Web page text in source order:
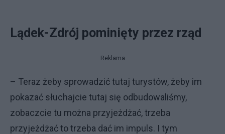
Lądek-Zdrój pominięty przez rząd
Reklama
– Teraz żeby sprowadzić tutaj turystów, żeby im
pokazać słuchajcie tutaj się odbudowaliśmy,
zobaczcie tu można przyjeżdżać, trzeba
przyjeżdżać to trzeba dać im impuls. I tym